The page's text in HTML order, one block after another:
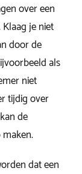
over een
Klaag je niet
door de
als
niet
tijdig over
de
dat een